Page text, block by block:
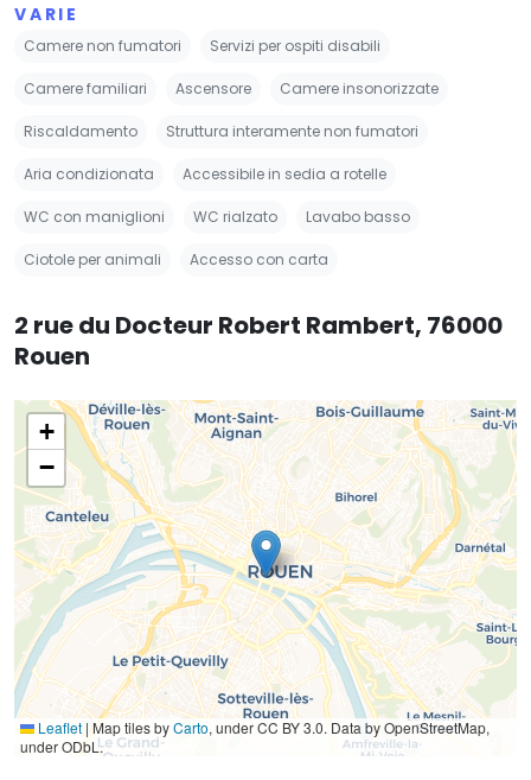
VARIE
Camere non fumatori Servizi per ospiti disabili
Camere familiari Ascensore Camere insonorizzate
Riscaldamento Struttura interamente non fumatori
Aria condizionata Accessibile in sedia a rotelle
WC con maniglioni WC rialzato Lavabo basso
Ciotole per animali Accesso con carta
2 rue du Docteur Robert Rambert, 76000
Rouen
+
−
Leaflet | Map tiles byCarto, under CC BY 3.0. Data by OpenStreetMap,
under ODbL.